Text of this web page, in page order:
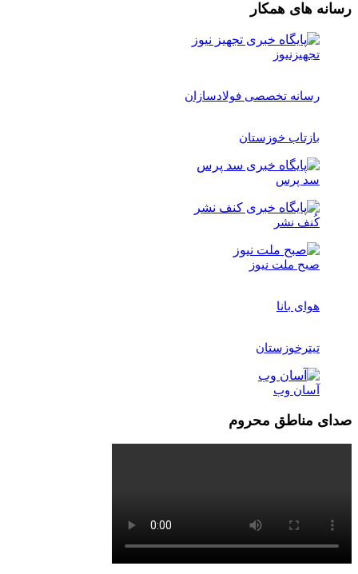
رسانه های همکار
تجهیزنیوز
رسانه تخصصی فولادسازان
بازتاب خوزستان
سد پرس
کُنف نشر
صبح ملت نیوز
هوای بانا
تیترخوزستان
آسان وب
صدای مناطق محروم